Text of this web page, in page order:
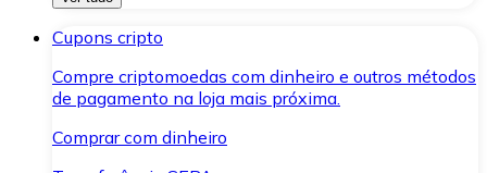
Cupons cripto
Compre criptomoedas com dinheiro e outros métodos
de pagamento na loja mais próxima.
Comprar com dinheiro